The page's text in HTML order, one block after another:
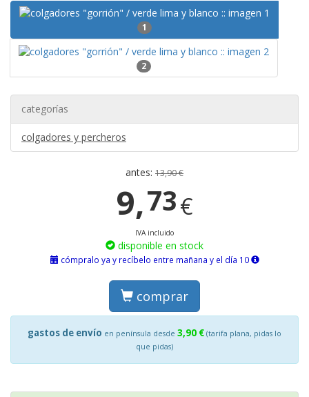
1
2
categorías
colgadores y percheros
antes: 13,90 €
9,73€
IVA incluido
disponible en stock
cómpralo ya y recíbelo entre mañana y el día 10
comprar
gastos de envío en península desde 3,90 € (tarifa plana, pidas lo
que pidas)